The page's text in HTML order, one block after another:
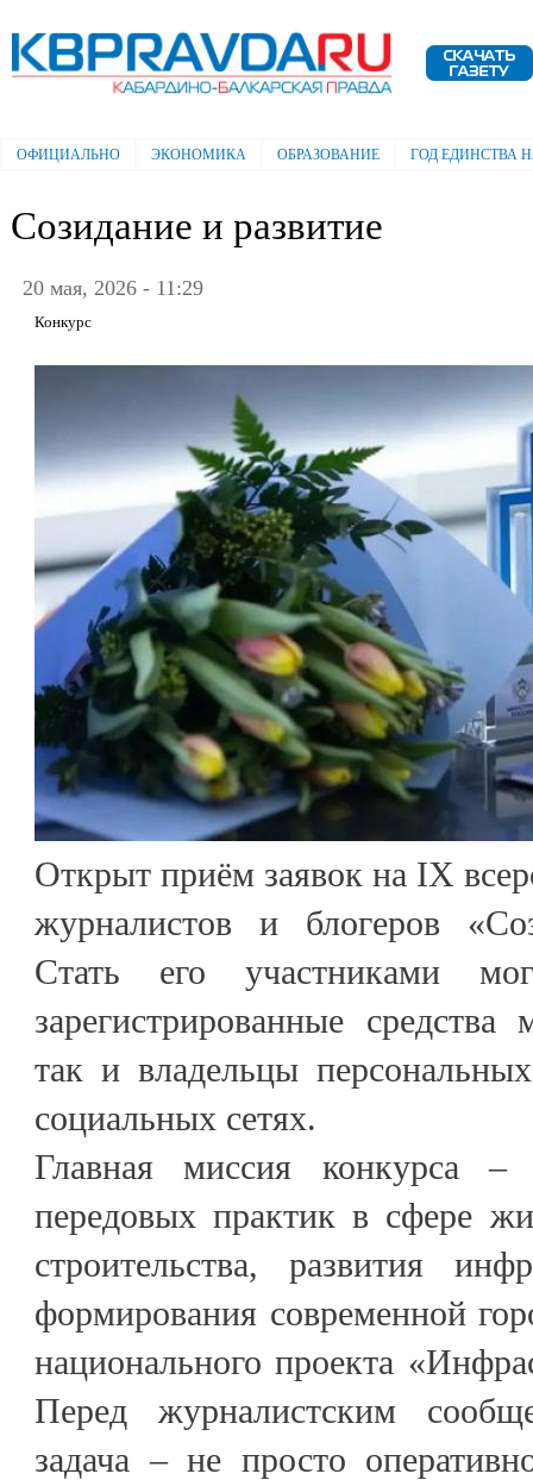
Электронная газета "Кабардино-
Балкарская правда"
Главное меню
ОФИЦИАЛЬНО ЭКОНОМИКА ОБРАЗОВАНИЕ ГОД ЕДИНСТВА
Созидание и развитие
20 мая, 2026 - 11:29
Конкурс
Открыт приём заявок на IX
журналистов и блогеров
Стать его участниками
зарегистрированные
так и владельцы
социальных сетях.
Главная миссия конкурса –
передовых практик в сфере
строительства, развития
формирования современной
национального проекта
Перед журналистским
задача – не просто